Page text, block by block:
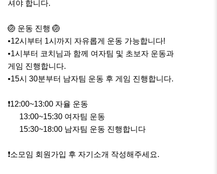
셔야 합니다.
🏐 운동 진행 🏐
•12시부터 1시까지 자유롭게 운동 가능합니다!
•1시부터 코치님과 함께 여자팀 및 초보자 운동과
게임 진행합니다.
•15시 30분부터 남자팀 운동 후 게임 진행합니다.
❗️12:00~13:00 자율 운동
❗️소모임 회원가입 후 자기소개 작성해주세요.